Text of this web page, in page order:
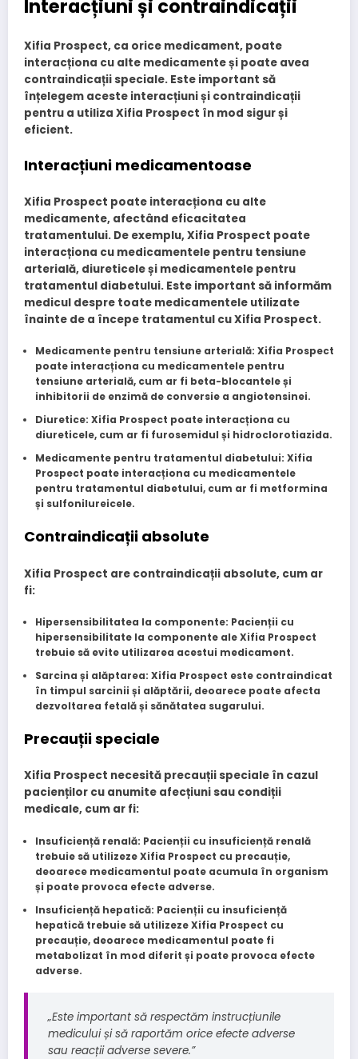
Interacțiuni și contraindicații
Xifia Prospect, ca orice medicament, poate
interacționa cu alte medicamente și poate avea
contraindicații speciale. Este important să
înțelegem aceste interacțiuni și contraindicații
pentru a utiliza Xifia Prospect în mod sigur și
eficient.
Interacțiuni medicamentoase
Xifia Prospect poate interacționa cu alte
medicamente, afectând eficacitatea
tratamentului. De exemplu, Xifia Prospect poate
interacționa cu medicamentele pentru tensiune
arterială, diureticele și medicamentele pentru
tratamentul diabetului. Este important să informăm
medicul despre toate medicamentele utilizate
înainte de a începe tratamentul cu Xifia Prospect.
Medicamente pentru tensiune arterială: Xifia Prospect
poate interacționa cu medicamentele pentru
tensiune arterială, cum ar fi beta-blocantele și
inhibitorii de enzimă de conversie a angiotensinei.
Diuretice: Xifia Prospect poate interacționa cu
diureticele, cum ar fi furosemidul și hidroclorotiazida.
Medicamente pentru tratamentul diabetului: Xifia
Prospect poate interacționa cu medicamentele
pentru tratamentul diabetului, cum ar fi metformina
și sulfonilureicele.
Contraindicații absolute
Xifia Prospect are contraindicații absolute, cum ar
fi:
Hipersensibilitatea la componente: Pacienții cu
hipersensibilitate la componente ale Xifia Prospect
trebuie să evite utilizarea acestui medicament.
Sarcina și alăptarea: Xifia Prospect este contraindicat
în timpul sarcinii și alăptării, deoarece poate afecta
dezvoltarea fetală și sănătatea sugarului.
Precauții speciale
Xifia Prospect necesită precauții speciale în cazul
pacienților cu anumite afecțiuni sau condiții
medicale, cum ar fi:
Insuficiență renală: Pacienții cu insuficiență renală
trebuie să utilizeze Xifia Prospect cu precauție,
deoarece medicamentul poate acumula în organism
și poate provoca efecte adverse.
Insuficiență hepatică: Pacienții cu insuficiență
hepatică trebuie să utilizeze Xifia Prospect cu
precauție, deoarece medicamentul poate fi
metabolizat în mod diferit și poate provoca efecte
adverse.
„Este important să respectăm instrucțiunile
medicului și să raportăm orice efecte adverse
sau reacții adverse severe.”